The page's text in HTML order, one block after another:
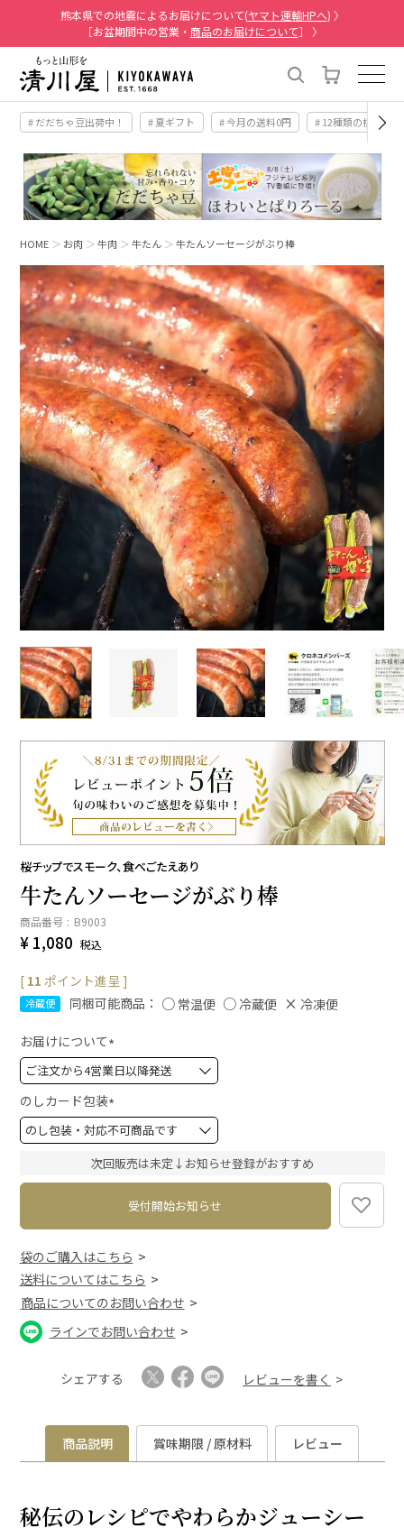
熊本県での地震によるお届けについて(ヤマト運輸HPへ) 〉
［お盆期間中の営業・ 商品のお届けについて］ 〉
# だだちゃ豆出荷中！ # 夏ギフト # 今月の送料0円 # 12種類の桃
HOME お肉 牛肉 牛たん 牛たんソーセージがぶり棒
桜チップでスモーク、食べごたえあり
牛たんソーセージがぶり棒
商品番号 B9003
¥ 1,080 税込
[ 11 ポイント進呈 ]
冷蔵便 同梱可能商品： 常温便 冷蔵便 冷凍便
お届けについて
(
必
須
)
のしカード包装
(
必
須
次回販売は未定↓お知らせ登録がおすすめ
受付開始お知らせ
袋のご購入はこちら
送料についてはこちら
商品についてのお問い合わせ
ラインでお問い合わせ
シェアする レビューを書く
商品説明 賞味期限 / 原材料 レビュー
秘伝のレシピでやわらかジューシー